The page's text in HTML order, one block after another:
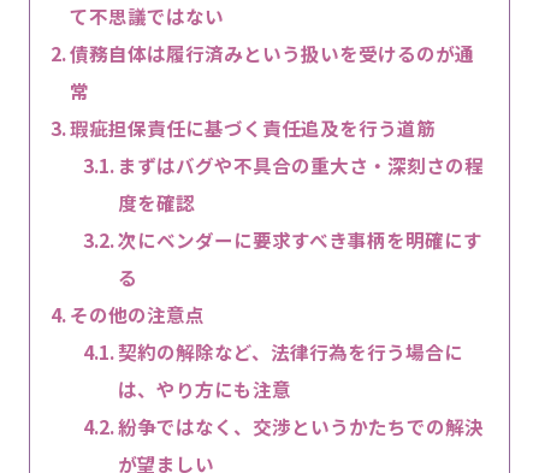
て不思議ではない
債務自体は履行済みという扱いを受けるのが通
常
瑕疵担保責任に基づく責任追及を行う道筋
まずはバグや不具合の重大さ・深刻さの程
度を確認
次にベンダーに要求すべき事柄を明確にす
る
その他の注意点
契約の解除など、法律行為を行う場合に
は、やり方にも注意
紛争ではなく、交渉というかたちでの解決
が望ましい